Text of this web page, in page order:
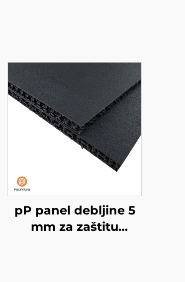
pP panel debljine 5
mm za zaštitu